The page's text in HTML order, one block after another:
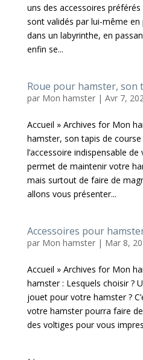
uns des accessoires
sont validés par lui-même en
dans un labyrinthe, en
enfin se...
Roue pour hamster, son
par Mon hamster| Avr 7,
Accueil » Archives for Mon
hamster, son tapis de
l’accessoire indispensable
permet de maintenir votre
mais surtout de faire de
allons vous présenter...
Accessoires pour
par Mon hamster| Mar 8,
Accueil » Archives for Mon
hamster : Lesquels choisir ?
jouet pour votre hamster ?
votre hamster pourra faire
des voltiges pour vous